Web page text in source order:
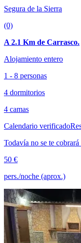
Segura de la Sierra
(0)
A 2.1 Km de Carrasco.
Alojamiento entero
1 - 8 personas
4 dormitorios
4 camas
Calendario verificado
Todavía no se te cobrará
50 €
pers./noche (aprox.)